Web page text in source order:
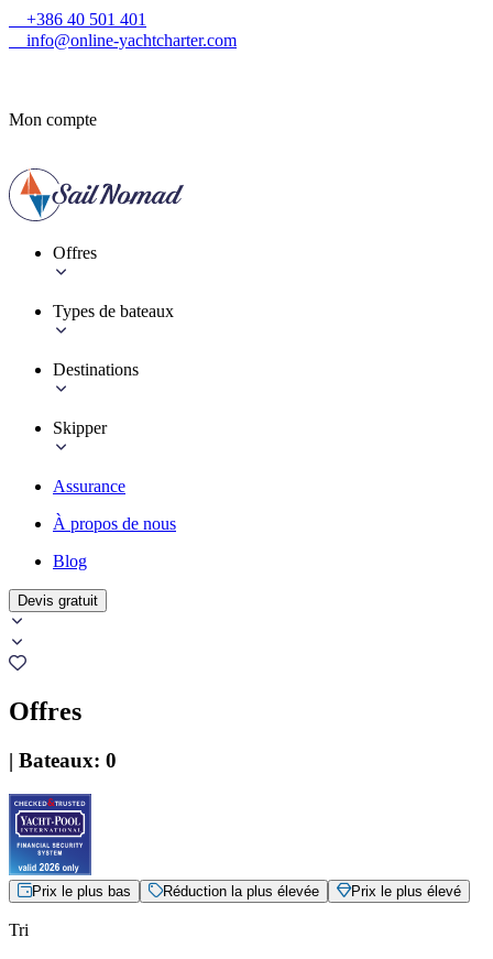
+386 40 501 401
info@online-yachtcharter.com
Mon compte
Offres
Types de bateaux
Destinations
Skipper
Assurance
À propos de nous
Blog
Devis gratuit
Offres
| Bateaux: 0
Prix le plus bas Réduction la plus élevée Prix le plus élevé
Tri